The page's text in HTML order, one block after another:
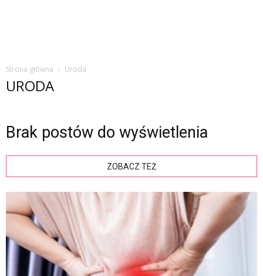
Strona główna Uroda
URODA
Brak postów do wyświetlenia
ZOBACZ TEŻ